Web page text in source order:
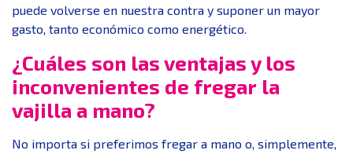
puede volverse en nuestra contra y suponer un mayor
gasto, tanto económico como energético.
¿Cuáles son las ventajas y los
inconvenientes de fregar la
vajilla a mano?
No importa si preferimos fregar a mano o, simplemente,